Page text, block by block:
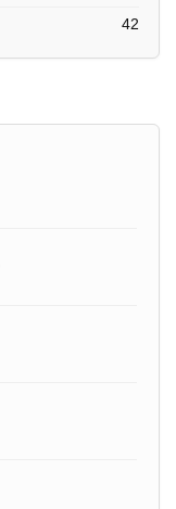
42